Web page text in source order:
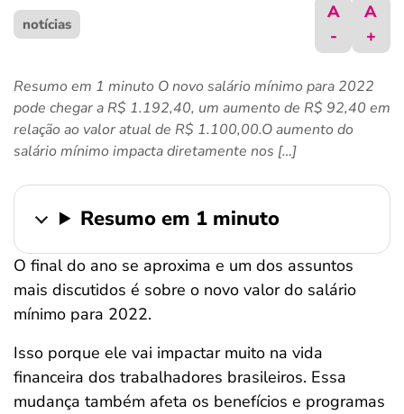
crédito fácil
ferramentas
notícias
A
-
A
+
Resumo em 1 minuto O novo salário mínimo para 2022
pode chegar a R$ 1.192,40, um aumento de R$ 92,40 em
relação ao valor atual de R$ 1.100,00.O aumento do
salário mínimo impacta diretamente nos […]
Resumo em 1 minuto
O final do ano se aproxima e um dos assuntos
mais discutidos é sobre o novo valor do salário
mínimo para 2022.
Isso porque ele vai impactar muito na vida
financeira dos trabalhadores brasileiros. Essa
mudança também afeta os benefícios e programas